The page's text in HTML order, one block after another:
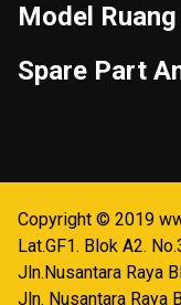
Model
Spare Part
Copyright © 2019
Lat.GF1. Blok A2.
Jln.Nusantara Raya
Jln. Nusantara Raya